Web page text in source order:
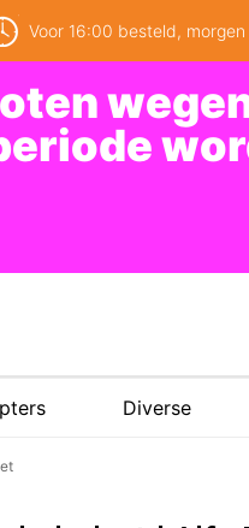
Voor 16:00 besteld,
Diverse